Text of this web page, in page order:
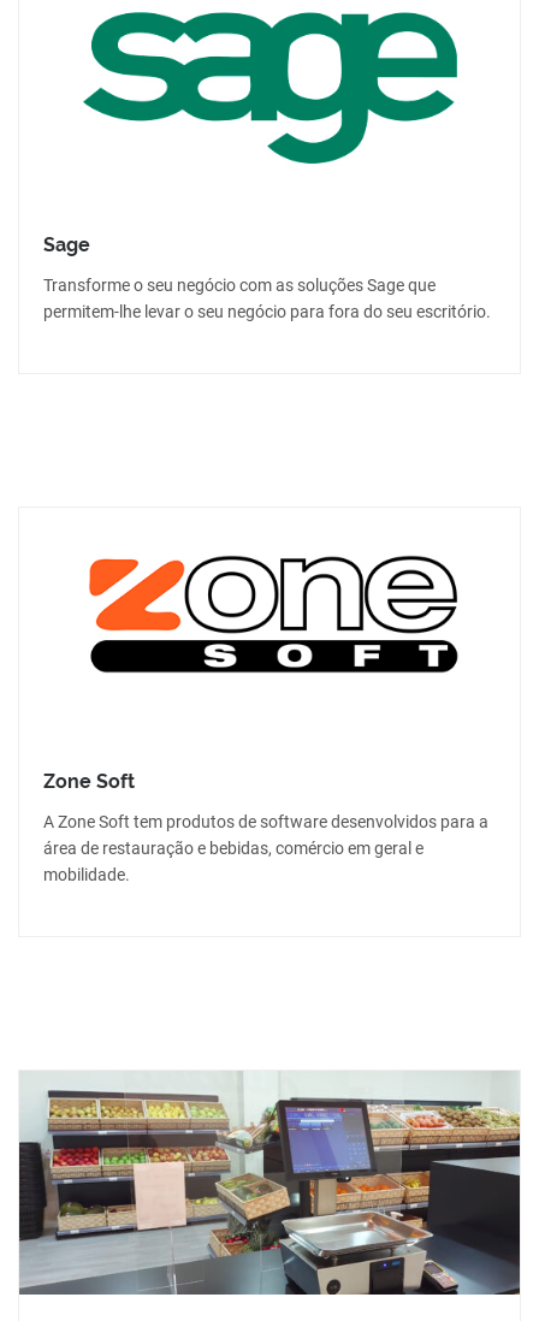
Sage
Transforme o seu negócio com as soluções Sage que
permitem-lhe levar o seu negócio para fora do seu escritório.
Zone Soft
A Zone Soft tem produtos de software desenvolvidos para a
área de restauração e bebidas, comércio em geral e
mobilidade.